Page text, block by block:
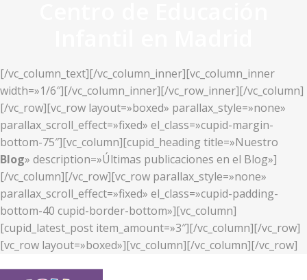
[/vc_column_text][/vc_column_inner][vc_column_inner
width=»1/6″][/vc_column_inner][/vc_row_inner][/vc_column]
[/vc_row][vc_row layout=»boxed» parallax_style=»none»
parallax_scroll_effect=»fixed» el_class=»cupid-margin-
bottom-75″][vc_column][cupid_heading title=»Nuestro
Blog» description=»Últimas publicaciones en el Blog»]
[/vc_column][/vc_row][vc_row parallax_style=»none»
parallax_scroll_effect=»fixed» el_class=»cupid-padding-
bottom-40 cupid-border-bottom»][vc_column]
[cupid_latest_post item_amount=»3″][/vc_column][/vc_row]
[vc_row layout=»boxed»][vc_column][/vc_column][/vc_row]